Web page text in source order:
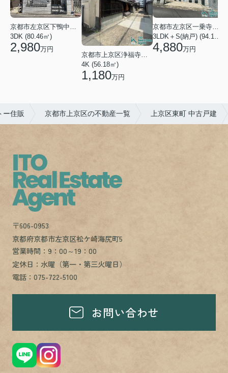
3DK (80.46㎡)
2,980万円
京都市上京区浄福寺通一条下る東西俵屋町
4K (56.18㎡)
1,180万円
4,880万円
ー住販 京都市上京区の不動産一覧 上京区東町 中古戸建
〒606-0953
京都府京都市左京区松ケ崎海尻町5
営業時間：9：00～19：00
定休日：水曜（第一・第三火曜日）
電話：075-722-5100
お問い合わせ